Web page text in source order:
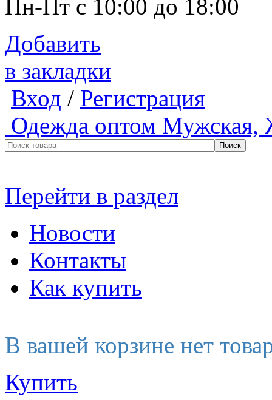
Пн-Пт с 10:00 до 18:00
Добавить
в закладки
Вход / Регистрация
Одежда оптом Мужская,
Перейти в раздел
Новости
Контакты
Как купить
В вашей корзине нет
Купить